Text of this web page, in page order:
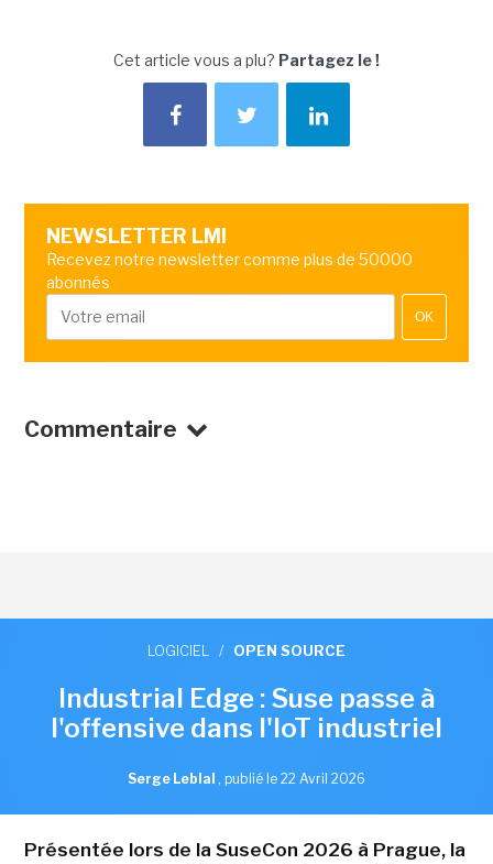
Cet article vous a plu? Partagez le !
NEWSLETTER LMI
Recevez notre newsletter comme plus de 50000
abonnés
OK
Commentaire
LOGICIEL / OPEN SOURCE
Industrial Edge : Suse passe à
l'offensive dans l'IoT industriel
Serge Leblal , publié le 22 Avril 2026
Présentée lors de la SuseCon 2026 à Prague, la